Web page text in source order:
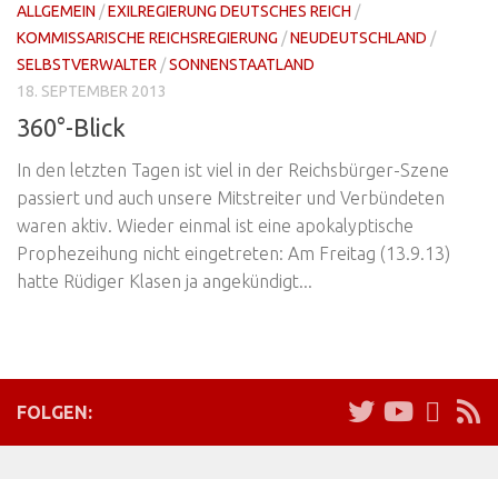
ALLGEMEIN /EXILREGIERUNG DEUTSCHES REICH /
KOMMISSARISCHE REICHSREGIERUNG /NEUDEUTSCHLAND /
SELBSTVERWALTER /SONNENSTAATLAND
18. SEPTEMBER 2013
360°-Blick
In den letzten Tagen ist viel in der Reichsbürger-Szene
passiert und auch unsere Mitstreiter und Verbündeten
waren aktiv. Wieder einmal ist eine apokalyptische
Prophezeihung nicht eingetreten: Am Freitag (13.9.13)
hatte Rüdiger Klasen ja angekündigt...
FOLGEN: